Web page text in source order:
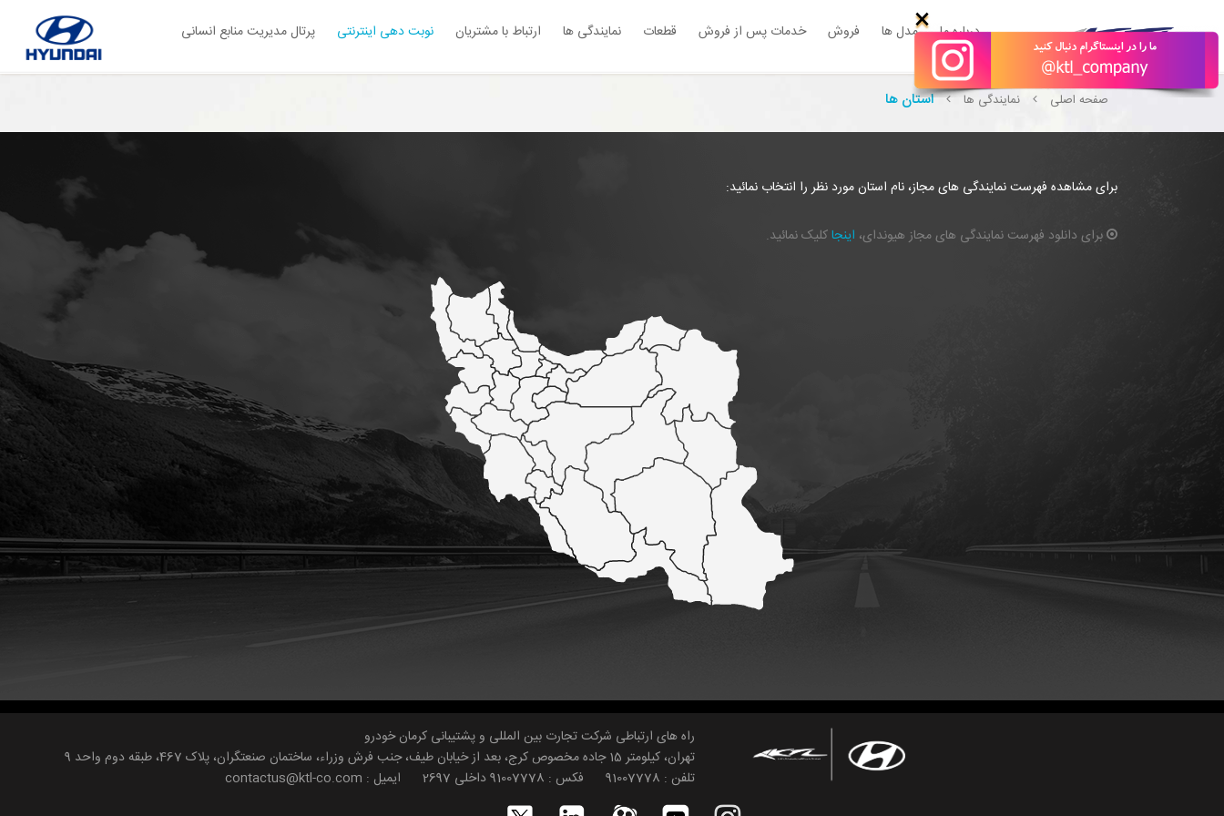
درباره ما مدل ها فروش خدمات پس از فروش قطعات نمایندگی ها ارتباط با مشتریان نوبت دهی اینترنتی پرتال مدیریت منابع انسانی ×
صفحه اصلی نمایندگی ها استان ها
برای مشاهده فهرست نمایندگی های مجاز، نام استان مورد نظر را انتخاب نمائید:
برای دانلود فهرست نمایندگی های مجاز هیوندای، اینجاکلیک نمائید.
راه های ارتباطی شرکت تجارت بین المللی و پشتیبانی کرمان خودرو
تهران، کیلومتر 15 جاده مخصوص کرج، بعد از خیابان طیف، جنب فرش وزراء، ساختمان صنعتگران، پلاک 467، طبقه دوم واحد 9
تلفن : 91007778 فکس : 91007778 داخلی 2697 ایمیل : contactus@ktl-co.com